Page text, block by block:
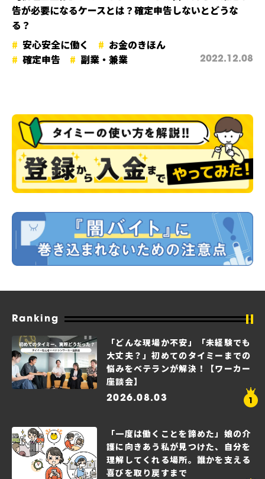
告が必要になるケースとは？確定申告しないとどうな
る？
安心安全に働く
お金のきほん
確定申告
副業・兼業 2022.12.08
Ranking
「どんな現場か不安」「未経験でも
大丈夫？」初めてのタイミーまでの
悩みをベテランが解決！【ワーカー
座談会】
2026.08.03
「一度は働くことを諦めた」娘の介
護に向きあう私が見つけた、自分を
理解してくれる場所。誰かを支える
喜びを取り戻すまで